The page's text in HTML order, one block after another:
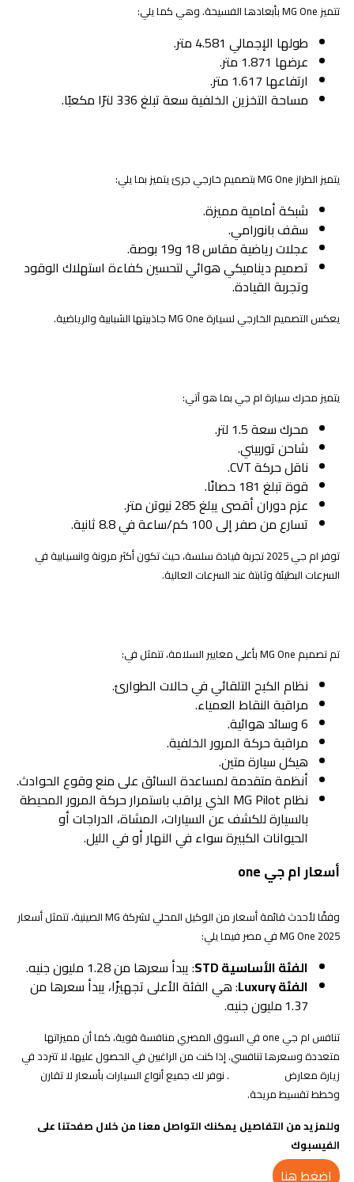
تتميز MG One بأبعادها الفسيحة. وهي كما يلي:
طولها الإجمالي 4.581 متر.
عرضها 1.871 متر.
ارتفاعها 1.617 متر.
مساحة التخزين الخلفية سعة تبلغ 336 لترًا مكعبًا.
يتميز الطراز MG One بتصميم خارجي جرئ يتميز بما يلي:
شبكة أمامية مميزة.
سقف بانورامي.
عجلات رياضية مقاس 18 و19 بوصة.
تصميم ديناميكي هوائي لتحسين كفاءة استهلاك الوقود
وتجربة القيادة.
يعكس التصميم الخارجي لسيارة MG One جاذبيتها الشبابية والرياضية.
يتميز محرك سيارة ام جي بما هو آتي:
محرك سعة 1.5 لتر.
شاحن توربيني.
ناقل حركة CVT.
قوة تبلغ 181 حصانًا.
عزم دوران أقصى يبلغ 285 نيوتن متر.
تسارع من صفر إلى 100 كم/ساعة في 8.8 ثانية.
توفر ام جي 2025 تجربة قيادة سلسة، حيث تكون أكثر مرونة وانسيابية في
السرعات البطيئة وثابتة عند السرعات العالية.
تم تصميم MG One بأعلى معايير السلامة، تتمثل في:
نظام الكبح التلقائي في حالات الطوارئ.
مراقبة النقاط العمياء.
6 وسائد هوائية.
مراقبة حركة المرور الخلفية.
هيكل سيارة متين.
أنظمة متقدمة لمساعدة السائق على منع وقوع الحوادث.
نظام MG Pilot الذي يراقب باستمرار حركة المرور المحيطة
بالسيارة للكشف عن السيارات، المشاة، الدراجات أو
الحيوانات الكبيرة سواء في النهار أو في الليل.
أسعار ام جي one
وفقًا لأحدث قائمة أسعار من الوكيل المحلي لشركة MG الصينية، تتمثل أسعار
MG One 2025 في مصر فيما يلي:
الفئة الأساسية STD
: يبدأ سعرها من 1.28 مليون جنيه.
الفئة Luxury
: هي الفئة الأعلى تجهيزًا، يبدأ سعرها من
1.37مليون جنيه.
تنافس ام جي one في السوق المصري منافسة قوية، كما أن مميزاتها
متعددة وسعرها تنافسي. إذا كنت من الراغبين في الحصول عليها، لا تتردد في
زيارة معارض
. نوفر لك جميع أنواع السيارات بأسعار لا تقارن
وخطط تقسيط مريحة.
وللمزيد من التفاصيل يمكنك التواصل معنا من خلال صفحتنا على
الفيسبوك
اضغط هنا